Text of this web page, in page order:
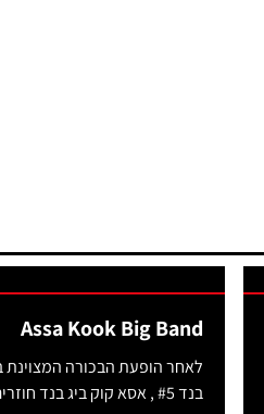
Assa Kook Big Band
לאחר הופעת הבכורה המצוינת
בנד #5 , אסא קוק ביג בנד חוזרים...